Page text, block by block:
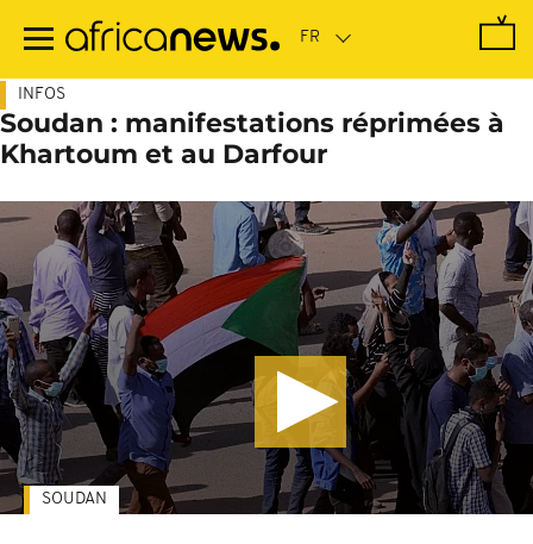
contenu
INFOS
Soudan : manifestations réprimées à
Khartoum et au Darfour
SOUDAN